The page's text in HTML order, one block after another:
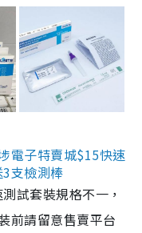
電子特賣城$15快速
支檢測棒
試套裝規格不一，
前請留意售賣平台